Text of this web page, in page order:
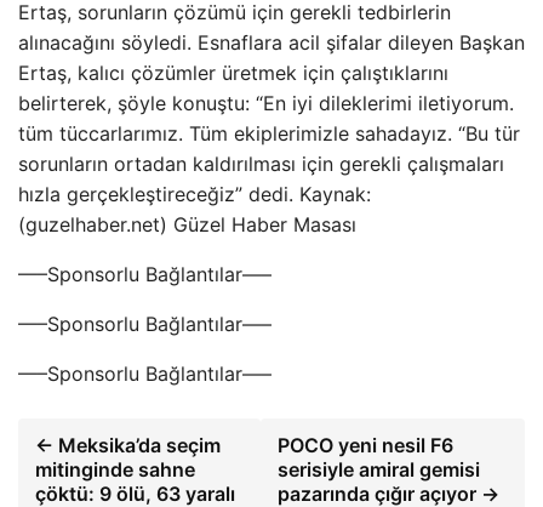
Ertaş, sorunların çözümü için gerekli tedbirlerin
alınacağını söyledi. Esnaflara acil şifalar dileyen Başkan
Ertaş, kalıcı çözümler üretmek için çalıştıklarını
belirterek, şöyle konuştu: “En iyi dileklerimi iletiyorum.
tüm tüccarlarımız. Tüm ekiplerimizle sahadayız. “Bu tür
sorunların ortadan kaldırılması için gerekli çalışmaları
hızla gerçekleştireceğiz” dedi. Kaynak:
(guzelhaber.net) Güzel Haber Masası
—–Sponsorlu Bağlantılar—–
—–Sponsorlu Bağlantılar—–
—–Sponsorlu Bağlantılar—–
← Meksika’da seçim
mitinginde sahne
çöktü: 9 ölü, 63 yaralı
POCO yeni nesil F6
serisiyle amiral gemisi
pazarında çığır açıyor →